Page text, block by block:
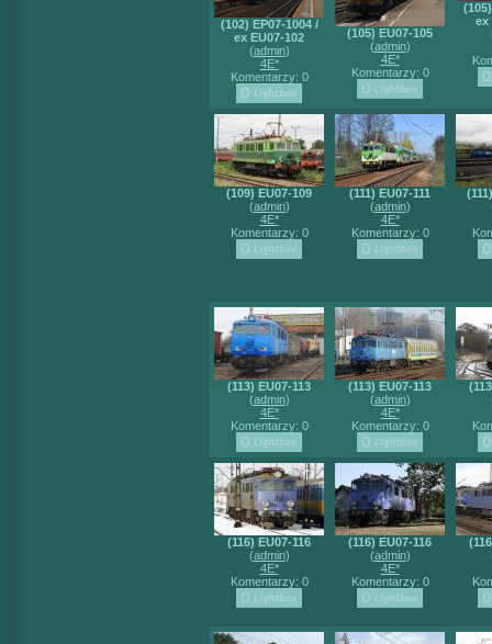
(102) EP07-1004 /
ex EU07-102
(admin)
4E*
Komentarzy: 0
(105) EU07-105
(admin)
4E*
Komentarzy: 0
ex
(109) EU07-109
(admin)
4E*
Komentarzy: 0
(111) EU07-111
(admin)
4E*
Komentarzy: 0
(113) EU07-113
(admin)
4E*
Komentarzy: 0
(113) EU07-113
(admin)
4E*
Komentarzy: 0
(116) EU07-116
(admin)
4E*
Komentarzy: 0
(116) EU07-116
(admin)
4E*
Komentarzy: 0